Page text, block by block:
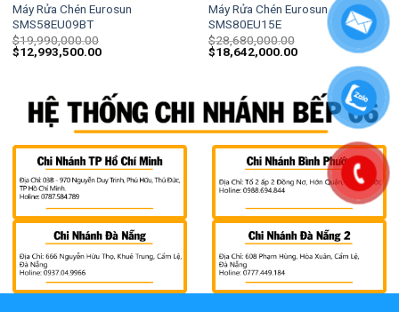
Máy Rửa Chén Eurosun
SMS58EU09BT
$19,990,000.00
$12,993,500.00
Máy Rửa Chén Eurosun
SMS80EU15E
$28,680,000.00
$18,642,000.00